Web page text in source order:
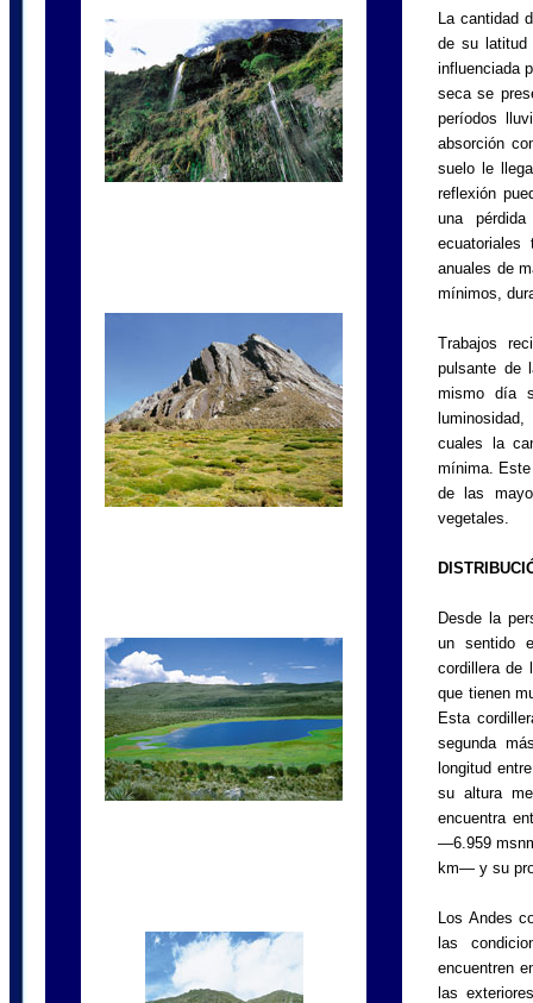
La cantidad
de su latitud
influenciada
seca se
períodos
absorción
suelo le
reflexión
una
anuales de
mínimos,
Trabajos
pulsante de
mismo día
cuales la
mínima.
de las
vegetales.
Desde la
un sentido
cordillera de
que tienen
Esta
segunda
longitud
su altura
encuentra
—6.959
km— y su
Los Andes
las
encuentren
las